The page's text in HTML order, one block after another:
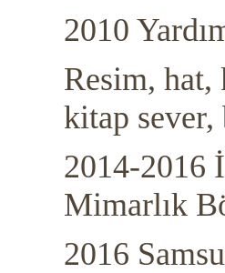
2010
Resim,
kitap
2014-2016
Mimarlık
2016